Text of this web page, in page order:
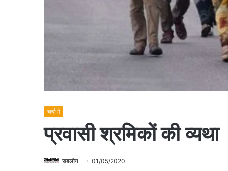
चर्चा में
प्रवासी श्रमिकों की व्यथा
सबलोग 01/05/2020